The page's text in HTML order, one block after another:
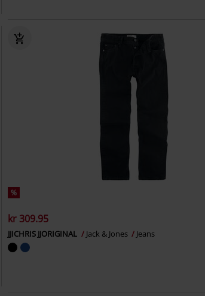
%
kr 309.95
JJICHRIS JJORIGINAL Jack & Jones Jeans